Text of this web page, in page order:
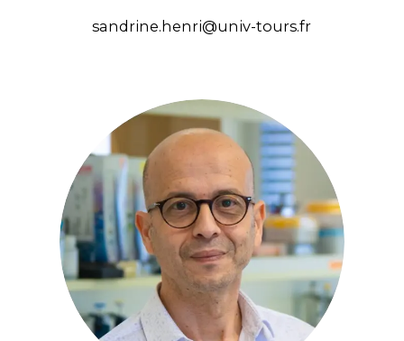
sandrine.henri@univ-tours.fr